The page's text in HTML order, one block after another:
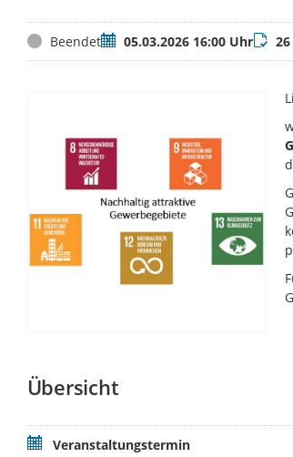
StatusBeendetTermin05.03.2026 16:00 Uhr 26
Übersicht
Veranstaltungstermin